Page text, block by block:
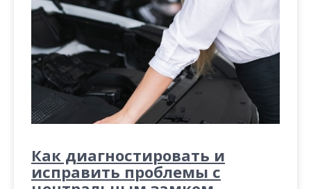
Как диагностировать и
исправить проблемы с